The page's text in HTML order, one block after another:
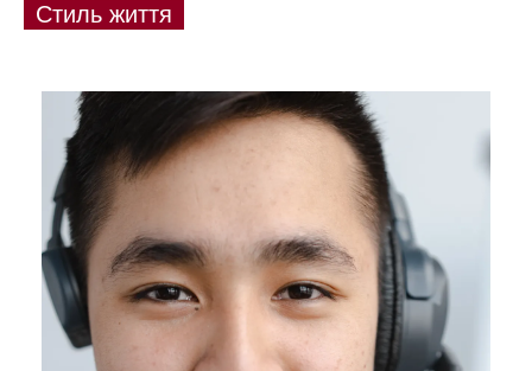
Стиль життя